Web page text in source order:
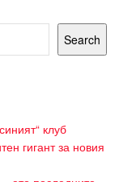
Search
клуб
гигант за новия